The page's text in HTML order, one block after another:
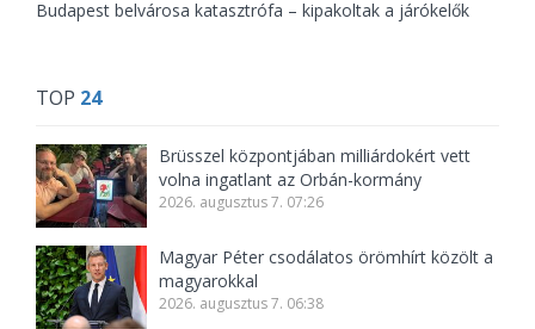
Budapest belvárosa katasztrófa – kipakoltak a járókelők
TOP 24
Brüsszel központjában milliárdokért vett
volna ingatlant az Orbán-kormány
2026. augusztus 7. 07:26
Magyar Péter csodálatos örömhírt közölt a
magyarokkal
2026. augusztus 7. 06:38